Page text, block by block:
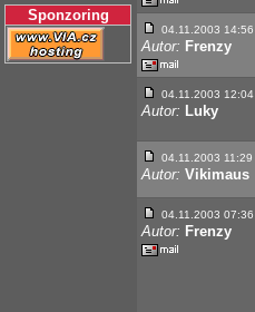
Sponzoring
04.11.2003 14:56
Autor: Frenzy
04.11.2003 12:04
Autor: Luky
04.11.2003 11:29
Autor: Vikimaus
04.11.2003 07:36
Autor: Frenzy